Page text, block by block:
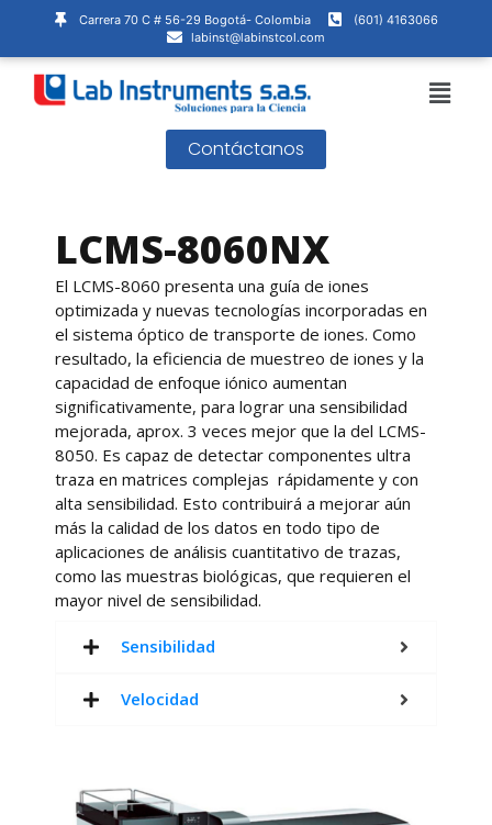
contenido
Carrera 70 C # 56-29 Bogotá- Colombia
(601) 4163066
labinst@labinstcol.com
Menú
Contáctanos
LCMS-8060NX
El LCMS-8060 presenta una guía de iones
optimizada y nuevas tecnologías incorporadas en
el sistema óptico de transporte de iones. Como
resultado, la eficiencia de muestreo de iones y la
capacidad de enfoque iónico aumentan
significativamente, para lograr una sensibilidad
mejorada, aprox. 3 veces mejor que la del LCMS-
8050. Es capaz de detectar componentes ultra
traza en matrices complejas rápidamente y con
alta sensibilidad. Esto contribuirá a mejorar aún
más la calidad de los datos en todo tipo de
aplicaciones de análisis cuantitativo de trazas,
como las muestras biológicas, que requieren el
mayor nivel de sensibilidad.
Sensibilidad
Velocidad